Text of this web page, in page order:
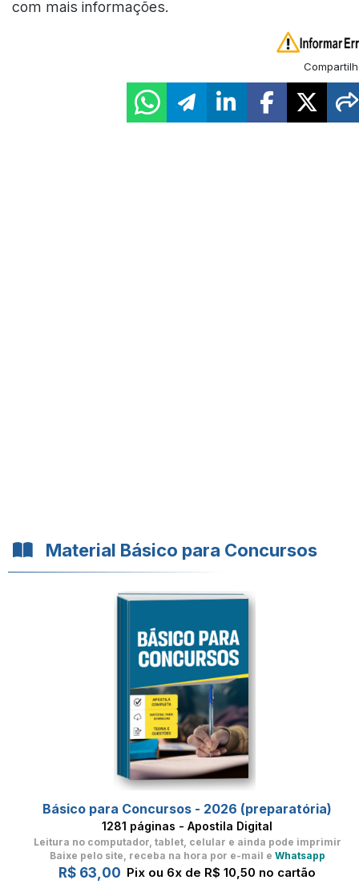
com mais informações.
Material Básico para Concursos
Básico para Concursos - 2026 (preparatória)
1281 páginas - Apostila Digital
Leitura no computador, tablet, celular e ainda pode imprimir
Baixe pelo site, receba na hora por e-mail e Whatsapp
R$ 63,00 Pix ou 6x de R$ 10,50 no cartão